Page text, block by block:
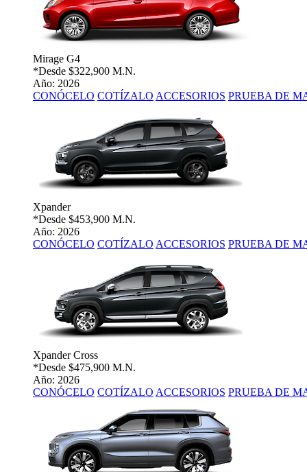
Mirage G4
*Desde $322,900 M.N.
Año: 2026
CONÓCELO COTÍZALO ACCESORIOS PRUEBA DE
Xpander
*Desde $453,900 M.N.
Año: 2026
CONÓCELO COTÍZALO ACCESORIOS PRUEBA DE
Xpander Cross
*Desde $475,900 M.N.
Año: 2026
CONÓCELO COTÍZALO ACCESORIOS PRUEBA DE